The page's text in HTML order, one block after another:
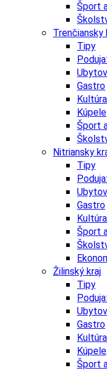
Šport
Trenčiansky
Tipy
Gastro
Kúpele
Šport
Nitriansky
Tipy
Gastro
Šport
Žilinský kraj
Tipy
Gastro
Kúpele
Šport